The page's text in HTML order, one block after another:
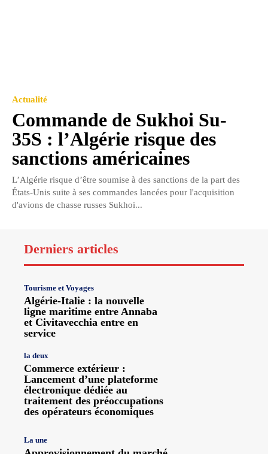
Actualité
Commande de Sukhoi Su-
35S : l’Algérie risque des
sanctions américaines
L’Algérie risque d’être soumise à des sanctions de la part des
États-Unis suite à ses commandes lancées pour l'acquisition
d'avions de chasse russes Sukhoi...
Derniers articles
Tourisme et Voyages
Algérie-Italie : la nouvelle
ligne maritime entre Annaba
et Civitavecchia entre en
service
la deux
Commerce extérieur :
Lancement d’une plateforme
électronique dédiée au
traitement des préoccupations
des opérateurs économiques
La une